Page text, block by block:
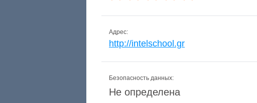
Адрес:
http://intelschool.gr
Безопасность данных:
Не определена